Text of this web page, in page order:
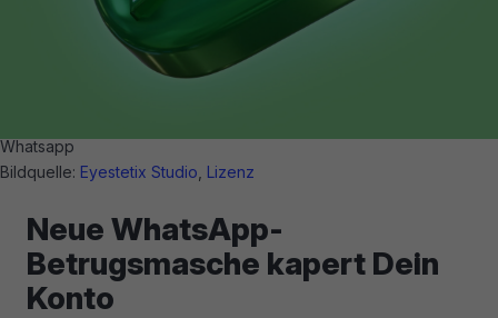
Whatsapp
Bildquelle: Eyestetix Studio Lizenz
Neue WhatsApp-
Betrugsmasche kapert Dein
Konto